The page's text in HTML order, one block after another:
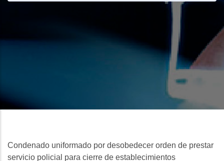
Condenado uniformado por desobedecer orden de prestar
servicio policial para cierre de establecimientos